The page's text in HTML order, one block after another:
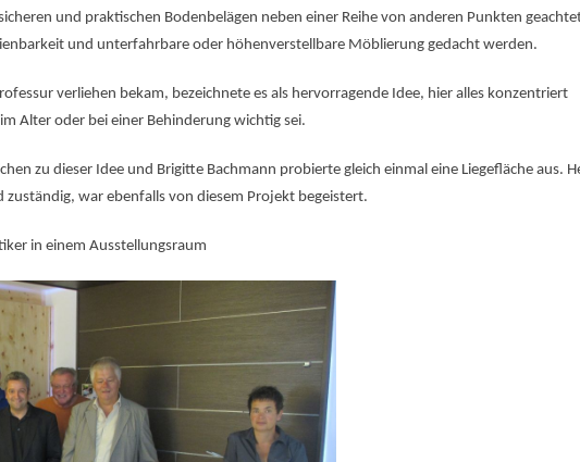
und praktischen Bodenbelägen neben einer Reihe von anderen Punkten
und unterfahrbare oder höhenverstellbare Möblierung gedacht werden.
verliehen bekam, bezeichnete es als hervorragende Idee, hier alles konzentriert
Alter oder bei einer Behinderung wichtig sei.
zu dieser Idee und Brigitte Bachmann probierte gleich einmal eine Liegefläche aus.
war ebenfalls von diesem Projekt begeistert.
in einem Ausstellungsraum